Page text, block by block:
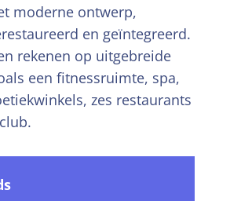
moderne ontwerp,
en geïntegreerd.
rekenen op uitgebreide
een fitnessruimte, spa,
zes restaurants